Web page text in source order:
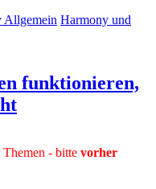
Allgemein Harmony und
funktionieren,
- bitte vorher